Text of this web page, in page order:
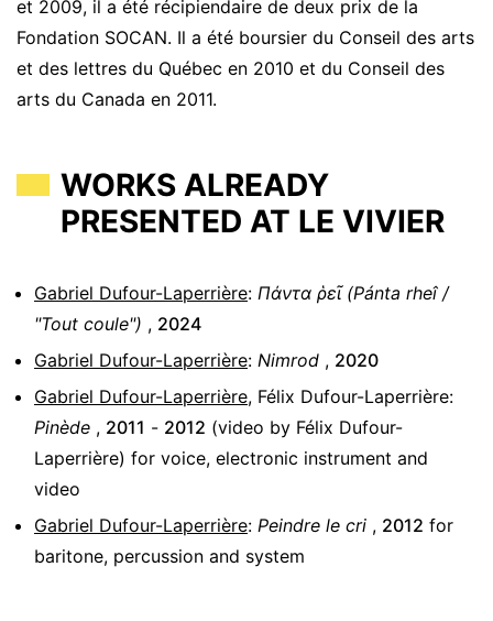
et 2009, il a été récipiendaire de deux prix de la
Fondation SOCAN. Il a été boursier du Conseil des arts
et des lettres du Québec en 2010 et du Conseil des
arts du Canada en 2011.
WORKS ALREADY
PRESENTED AT LE VIVIER
Gabriel Dufour-Laperrière: Πάντα ῥεῖ (Pánta rheî /
"Tout coule") , 2024
Gabriel Dufour-Laperrière: Nimrod , 2020
Gabriel Dufour-Laperrière, Félix Dufour-Laperrière:
Pinède , 2011 - 2012 (video by Félix Dufour-
Laperrière) for voice, electronic instrument and
video
Gabriel Dufour-Laperrière: Peindre le cri , 2012 for
baritone, percussion and system